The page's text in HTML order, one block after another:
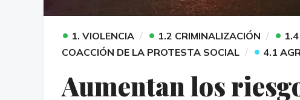
• 1. VIOLENCIA • 1.2 CRIMINALIZACIÓN •
COACCIÓN DE LA PROTESTA SOCIAL
• 4.1
Aumentan los